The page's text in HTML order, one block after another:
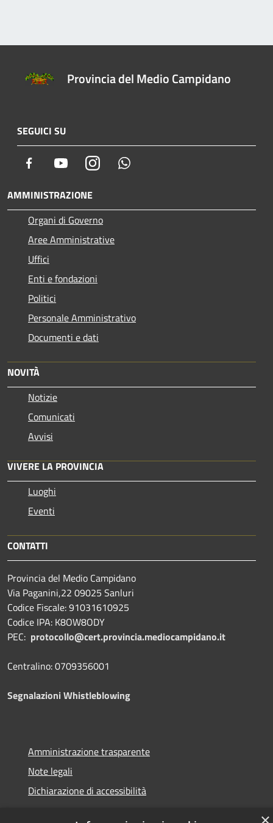
Provincia del Medio Campidano
SEGUICI SU
Facebook YoutubeInstagram
AMMINISTRAZIONE
Organi di Governo
Aree Amministrative
Uffici
Enti e fondazioni
Politici
Personale Amministrativo
Documenti e dati
NOVITÀ
Notizie
Comunicati
Avvisi
VIVERE LA PROVINCIA
Luoghi
Eventi
CONTATTI
Provincia del Medio Campidano
Via Paganini,22 09025 Sanluri
Codice Fiscale: 91031610925
Codice IPA: K8OW8ODY
PEC: protocollo@cert.provincia.mediocampidano.it
Centralino: 0709356001
Segnalazioni Whistleblowing
Amministrazione trasparente
Note legali
Dichiarazione di accessibilità